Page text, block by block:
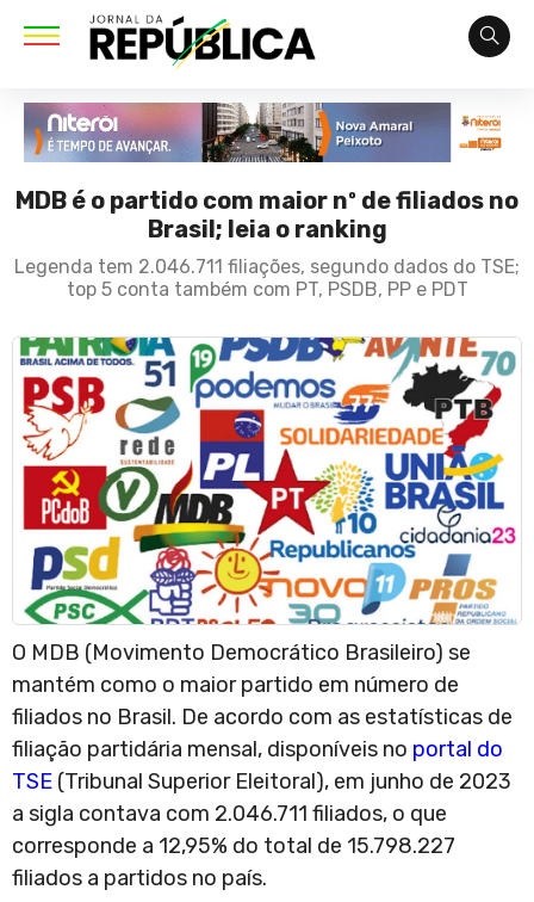
MDB é o partido com maior nº de filiados no
Brasil; leia o ranking
Legenda tem 2.046.711 filiações, segundo dados do TSE;
top 5 conta também com PT, PSDB, PP e PDT
O MDB (Movimento Democrático Brasileiro) se
mantém como o maior partido em número de
filiados no Brasil. De acordo com as estatísticas de
filiação partidária mensal, disponíveis no portal do
TSE (Tribunal Superior Eleitoral), em junho de 2023
a sigla contava com 2.046.711 filiados, o que
corresponde a 12,95% do total de 15.798.227
filiados a partidos no país.